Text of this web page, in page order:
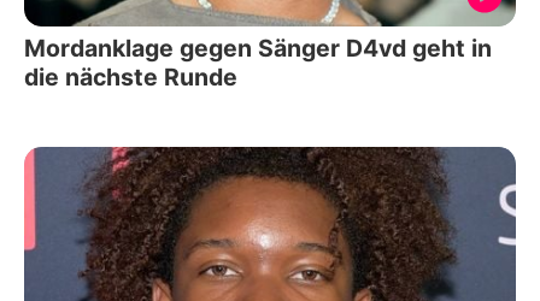
Mordanklage gegen Sänger D4vd geht in
die nächste Runde